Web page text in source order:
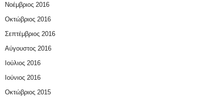
Νοέμβριος 2016
Οκτώβριος 2016
Σεπτέμβριος 2016
Αύγουστος 2016
Ιούλιος 2016
Ιούνιος 2016
Οκτώβριος 2015